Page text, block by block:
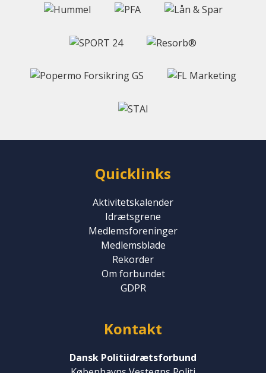
Quicklinks
Aktivitetskalender
Idrætsgrene
Medlemsforeninger
Medlemsblade
Rekorder
Om forbundet
GDPR
Kontakt
Dansk Politiidrætsforbund